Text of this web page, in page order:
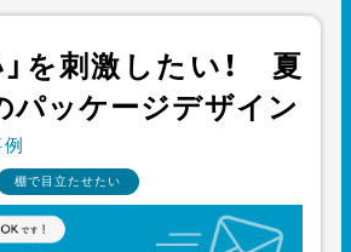
」を刺激したい！ 夏
パッケージデザイン
棚で目立たせたい